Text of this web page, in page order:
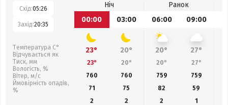
Схід:05:26
Захід:20:35
Температура С°
Відчувається як
Тиск, мм
Вологість, %
Вітер, м/с
Ймовірність опадів,
%
Ніч
Ранок
00:00
03:00 06:00 09:00
23° 20° 20° 27°
23° 20° 20° 27°
760
760 759 759
71
75 82 59
2
2 2
1